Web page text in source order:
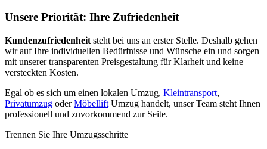
Unsere Priorität: Ihre Zufriedenheit
Kundenzufriedenheit steht bei uns an erster Stelle. Deshalb gehen
wir auf Ihre individuellen Bedürfnisse und Wünsche ein und sorgen
mit unserer transparenten Preisgestaltung für Klarheit und keine
versteckten Kosten.
Egal ob es sich um einen lokalen Umzug, Kleintransport,
Privatumzug oderMöbellift Umzug handelt, unser Team steht Ihnen
professionell und zuvorkommend zur Seite.
Trennen Sie Ihre Umzugsschritte